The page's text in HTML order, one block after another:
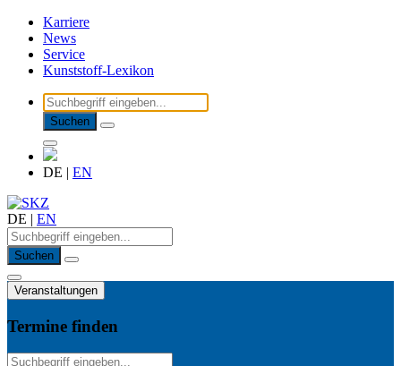
Karriere
News
Service
Kunststoff-Lexikon
Suchen
DE | EN
DE | EN
Suchen
Veranstaltungen
Termine finden